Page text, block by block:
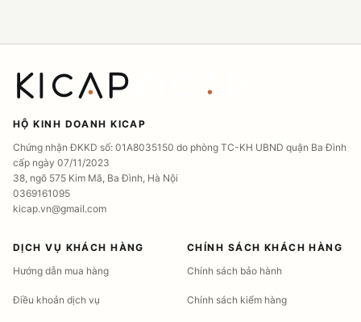
HỘ KINH DOANH KICAP
Chứng nhận ĐKKD số: 01A8035150 do phòng TC-KH UBND quận Ba Đình
cấp ngày 07/11/2023
38, ngõ 575 Kim Mã, Ba Đình, Hà Nội
0369161095
kicap.vn@gmail.com
DỊCH VỤ KHÁCH HÀNG
Hướng dẫn mua hàng
Điều khoản dịch vụ
CHÍNH SÁCH KHÁCH HÀNG
Chính sách bảo hành
Chính sách kiểm hàng